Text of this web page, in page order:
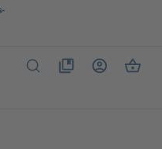
Du hast 0 Produkte